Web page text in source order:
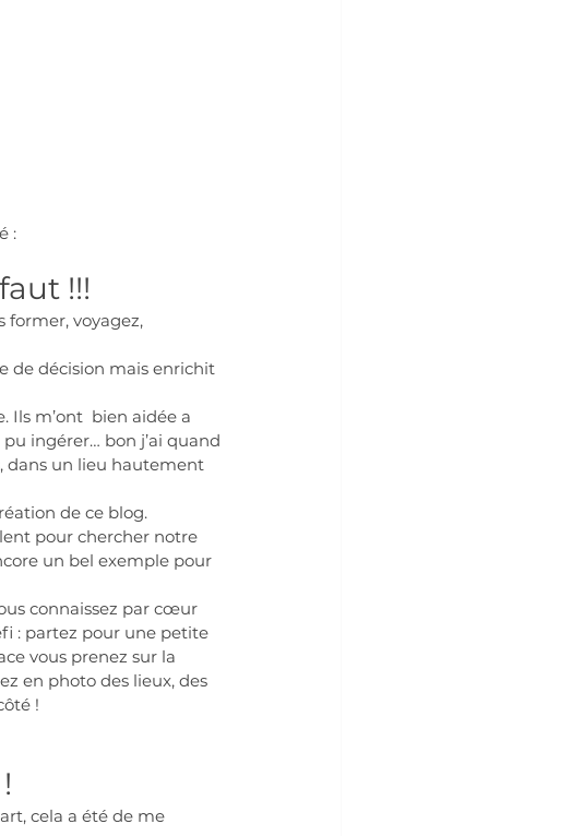
:
!!!
former, voyagez,
de décision mais enrichit
m’ont  bien aidée a
ingérer… bon j’ai quand
dans un lieu hautement
de ce blog.
pour chercher notre
un bel exemple pour
connaissez par cœur
: partez pour une petite
vous prenez sur la
en photo des lieux, des
!
cela a été de me